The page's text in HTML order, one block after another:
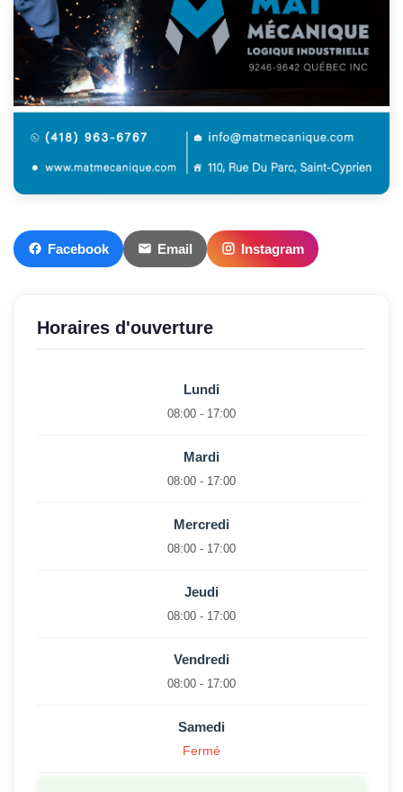
Facebook Email Instagram
Horaires d'ouverture
Lundi
08:00 - 17:00
Mardi
08:00 - 17:00
Mercredi
08:00 - 17:00
Jeudi
08:00 - 17:00
Vendredi
08:00 - 17:00
Samedi
Fermé